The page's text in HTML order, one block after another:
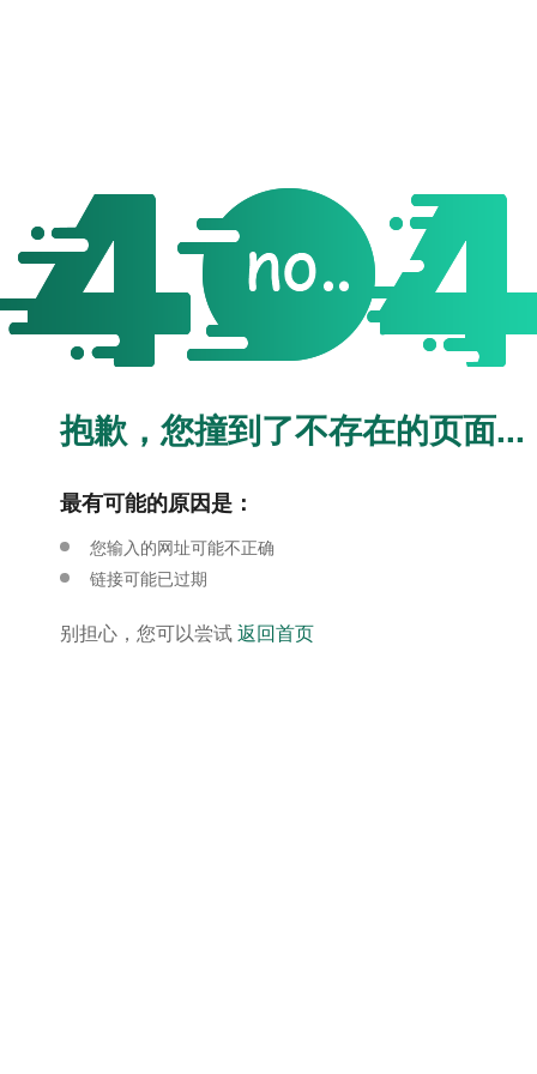
抱歉，您撞到了不存在的页面...
最有可能的原因是：
您输入的网址可能不正确
链接可能已过期
别担心，您可以尝试返回首页